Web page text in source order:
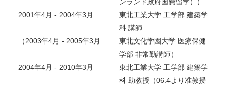
2001年4月 - 2004年3月
東北工業大学 工学部 建築学
科 講師
（2003年4月 - 2005年3月
東北文化学園大学 医療保健
学部 非常勤講師）
2004年4月 - 2010年3月
東北工業大学 工学部 建築学
科 助教授（06.4より准教授